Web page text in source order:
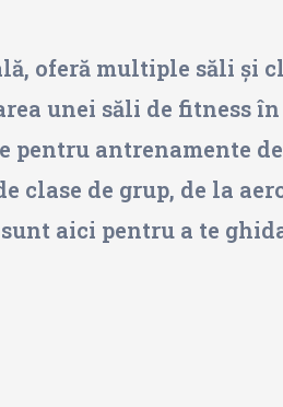
oferă multiple săli și
unei săli de fitness
antrenamente
clase de grup, de la
aici pentru a te